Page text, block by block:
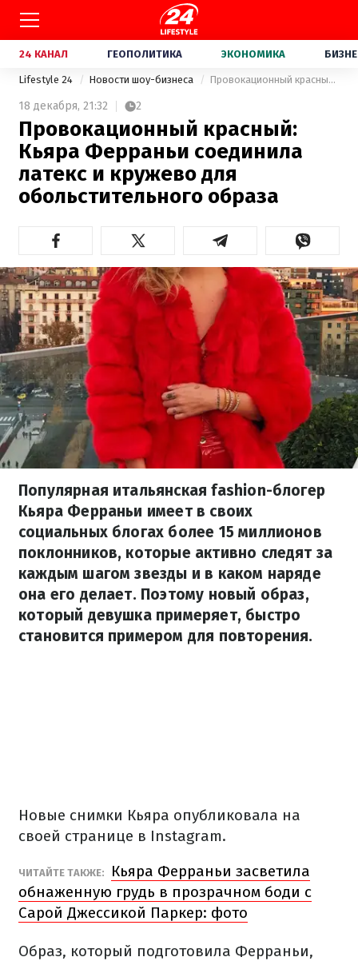
24 КАНАЛ ГЕОПОЛИТИКА ЭКОНОМИКА
Lifestyle 24 Новости шоу-бизнеса Провокационный красный: Кьяра Ферраньи соединила латекс и кружево для обольстительного образа
18 декабря, 21:32 2
Провокационный красный:
Кьяра Ферраньи соединила
латекс и кружево для
обольстительного образа
Популярная итальянская fashion-блогер
Кьяра Ферраньи имеет в своих
социальных блогах более 15 миллионов
поклонников, которые активно следят за
каждым шагом звезды и в каком наряде
она его делает. Поэтому новый образ,
который девушка примеряет, быстро
становится примером для повторения.
Новые снимки Кьяра опубликовала на
своей странице в Instagram.
ЧИТАЙТЕ ТАКЖЕ:
Кьяра Ферраньи засветила
обнаженную грудь в прозрачном боди с
Сарой Джессикой Паркер: фото
Образ, который подготовила Ферраньи,